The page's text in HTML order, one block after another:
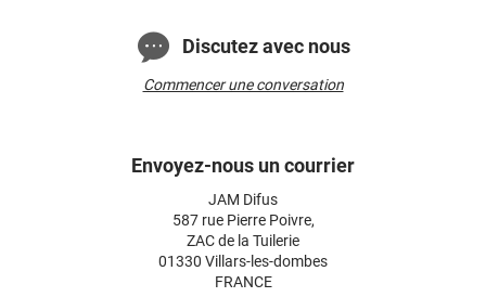
Discutez avec nous
Commencer une conversation
Envoyez-nous un courrier
JAM Difus
587 rue Pierre Poivre,
ZAC de la Tuilerie
01330 Villars-les-dombes
FRANCE